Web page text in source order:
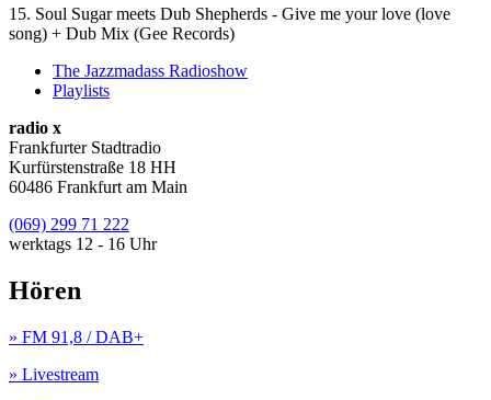
15. Soul Sugar meets Dub Shepherds - Give me your love (love
song) + Dub Mix (Gee Records)
The Jazzmadass Radioshow
Playlists
radio x
Frankfurter Stadtradio
Kurfürstenstraße 18 HH
60486 Frankfurt am Main
(069) 299 71 222
werktags 12 - 16 Uhr
Hören
» FM 91,8 / DAB+
» Livestream